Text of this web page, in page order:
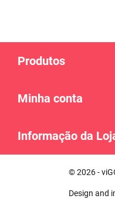
Produtos
Minha conta
Informação da
© 2026 -
Design and